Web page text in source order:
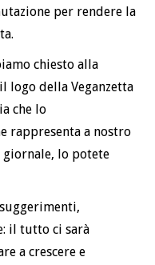
per rendere la
chiesto alla
logo della Veganzetta
che lo
rappresenta a nostro
lo potete
il tutto ci sarà
a crescere e